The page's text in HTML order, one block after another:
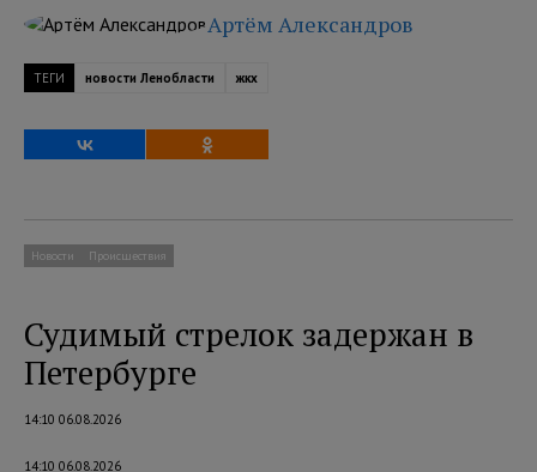
Артём Александров
ТЕГИ новости Ленобласти жкх
Новости Происшествия
Судимый стрелок задержан в
Петербурге
14:10 06.08.2026
14:10 06.08.2026